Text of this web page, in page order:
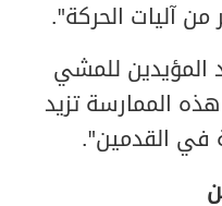
آليات الحركة".
المؤيدين للمشي
الممارسة تزيد
في القدمين".